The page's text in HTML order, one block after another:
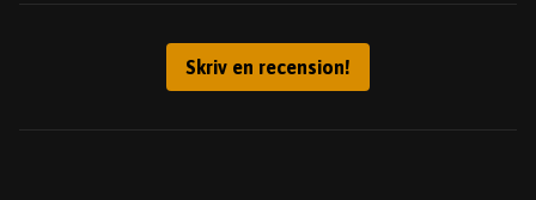
Skriv en recension!